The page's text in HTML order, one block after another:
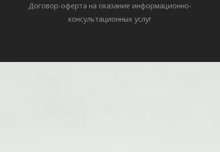
Договор-оферта на оказание информационно-
консультационных услуг